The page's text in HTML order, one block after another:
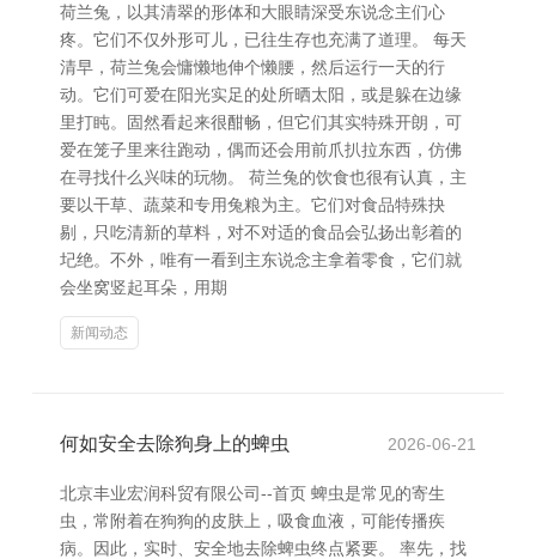
荷兰兔，以其清翠的形体和大眼睛深受东说念主们心
疼。它们不仅外形可儿，已往生存也充满了道理。 每天
清早，荷兰兔会慵懒地伸个懒腰，然后运行一天的行
动。它们可爱在阳光实足的处所晒太阳，或是躲在边缘
里打盹。固然看起来很酣畅，但它们其实特殊开朗，可
爱在笼子里来往跑动，偶而还会用前爪扒拉东西，仿佛
在寻找什么兴味的玩物。 荷兰兔的饮食也很有认真，主
要以干草、蔬菜和专用兔粮为主。它们对食品特殊抉
剔，只吃清新的草料，对不对适的食品会弘扬出彰着的
圮绝。不外，唯有一看到主东说念主拿着零食，它们就
会坐窝竖起耳朵，用期
新闻动态
何如安全去除狗身上的蜱虫 2026-06-21
北京丰业宏润科贸有限公司--首页 蜱虫是常见的寄生
虫，常附着在狗狗的皮肤上，吸食血液，可能传播疾
病。因此，实时、安全地去除蜱虫终点紧要。 率先，找